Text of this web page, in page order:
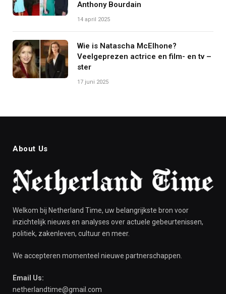
Anthony Bourdain
14 april 2025
Wie is Natascha McElhone?
Veelgeprezen actrice en film- en tv –
ster
17 juni 2025
About Us
Welkom bij Netherland Time, uw belangrijkste bron voor
inzichtelijk nieuws en analyses over actuele gebeurtenissen,
politiek, zakenleven, cultuur en meer.
We accepteren momenteel nieuwe partnerschappen.
Email Us:
netherlandtime@gmail.com